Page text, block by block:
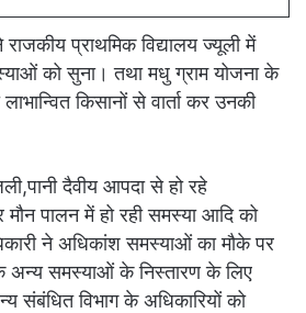
प्राथमिक विद्यालय ज्यूली में
को सुना। तथा मधु ग्राम योजना के
लाभान्वित किसानों से वार्ता कर उनकी
दैवीय आपदा से हो रहे
पालन में हो रही समस्या आदि को
ने अधिकांश समस्याओं का मौके पर
अन्य समस्याओं के निस्तारण के लिए
संबंधित विभाग के अधिकारियों को